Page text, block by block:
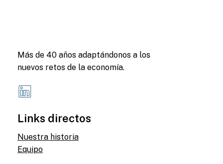
Más de 40 años adaptándonos a los
nuevos retos de la economía.
Links directos
Nuestra historia
Equipo